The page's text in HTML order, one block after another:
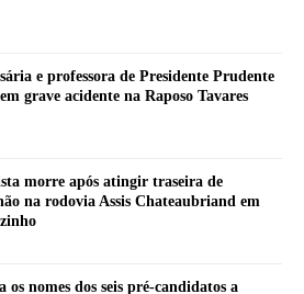
e professora de Presidente Prudente
grave acidente na Raposo Tavares
morre após atingir traseira de
na rodovia Assis Chateaubriand em
os nomes dos seis pré-candidatos a